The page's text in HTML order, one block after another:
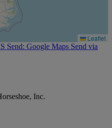
Leaflet
Send: Google Maps Send via
Inc.